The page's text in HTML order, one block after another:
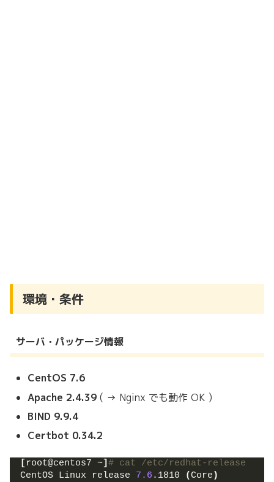
環境・条件
サーバ・パッケージ情報
CentOS 7.6
Apache 2.4.39 ( → Nginx でも動作 OK )
BIND 9.9.4
Certbot 0.34.2
[root@centos7 ~] # cat /etc/redhat-release
CentOS Linux release 7.6 .1810 (Core )